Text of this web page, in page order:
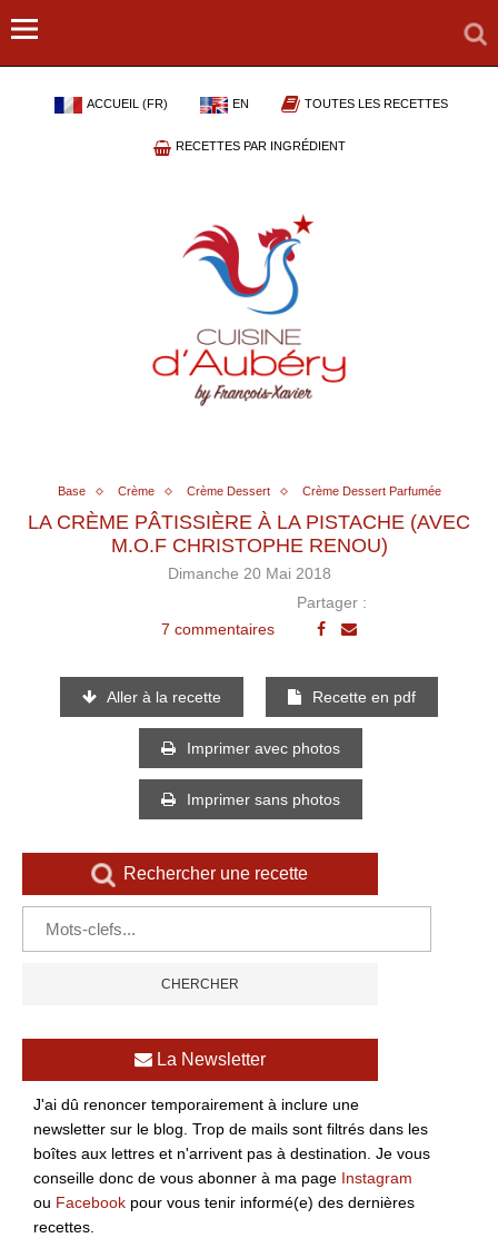
ACCUEIL (FR) EN TOUTES LES RECETTES
RECETTES PAR INGRÉDIENT
Base Crème Crème Dessert Crème Dessert Parfumée
LA CRÈME PÂTISSIÈRE À LA PISTACHE (AVEC
M.O.F CHRISTOPHE RENOU)
Dimanche 20 Mai 2018
7 commentaires
Partager :
Aller à la recette Recette en pdf
Imprimer avec photos
Imprimer sans photos
Rechercher une recette
La Newsletter
J'ai dû renoncer temporairement à inclure une
newsletter sur le blog. Trop de mails sont filtrés dans les
boîtes aux lettres et n'arrivent pas à destination. Je vous
conseille donc de vous abonner à ma page Instagram
ou Facebook pour vous tenir informé(e) des dernières
recettes.